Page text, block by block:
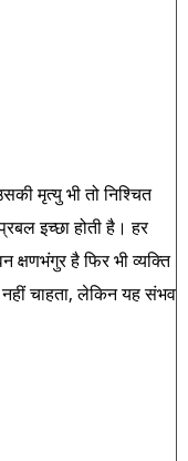
मृत्यु भी तो निश्चित
इच्छा होती है। हर
क्षणभंगुर है फिर भी व्यक्ति
नहीं चाहता, लेकिन यह संभव